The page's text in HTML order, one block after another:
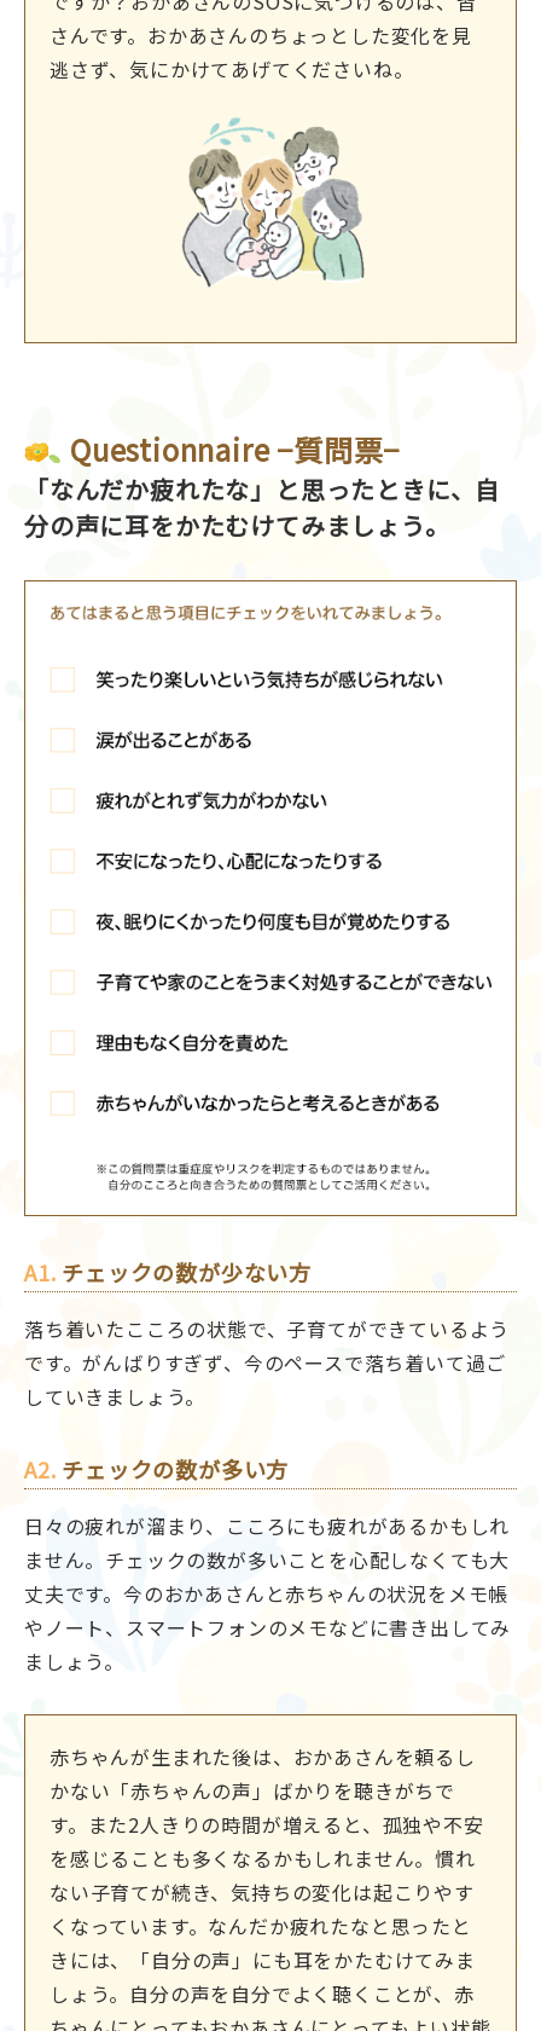
さんです。おかあさんのちょっとした変化を見
逃さず、気にかけてあげてくださいね。
Questionnaire −質問票−
「なんだか疲れたな」と思ったときに、自
分の声に耳をかたむけてみましょう。
A1. チェックの数が少ない方
落ち着いたこころの状態で、子育てができているよう
です。がんばりすぎず、今のペースで落ち着いて過ご
していきましょう。
A2. チェックの数が多い方
日々の疲れが溜まり、こころにも疲れがあるかもしれ
ません。チェックの数が多いことを心配しなくても大
丈夫です。今のおかあさんと赤ちゃんの状況をメモ帳
やノート、スマートフォンのメモなどに書き出してみ
ましょう。
赤ちゃんが生まれた後は、おかあさんを頼るし
かない「赤ちゃんの声」ばかりを聴きがちで
す。また2人きりの時間が増えると、孤独や不安
を感じることも多くなるかもしれません。慣れ
ない子育てが続き、気持ちの変化は起こりやす
くなっています。なんだか疲れたなと思ったと
きには、「自分の声」にも耳をかたむけてみま
しょう。自分の声を自分でよく聴くことが、赤